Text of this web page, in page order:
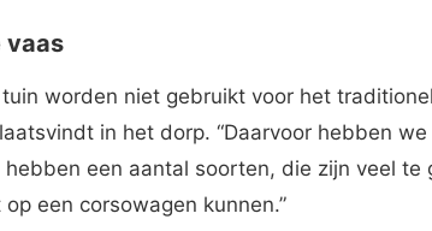
vaas
tuin worden niet gebruikt voor het
in het dorp. “Daarvoor hebben
hebben een aantal soorten, die zijn veel
een corsowagen kunnen.”